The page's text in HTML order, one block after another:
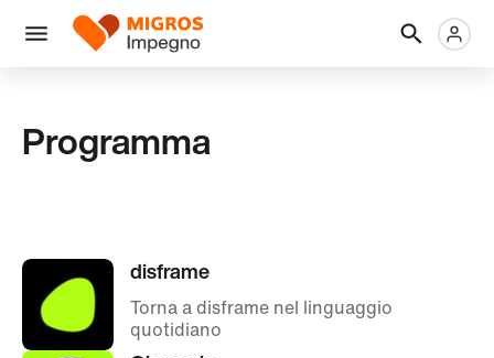
navigazione
Intestazione
Menu
Logo
Programma
disframe
Torna a disframe nel linguaggio
quotidiano